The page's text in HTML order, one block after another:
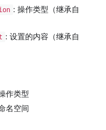
: 操作类型（继承自
: 设置的内容（继承自
作类型
名空间